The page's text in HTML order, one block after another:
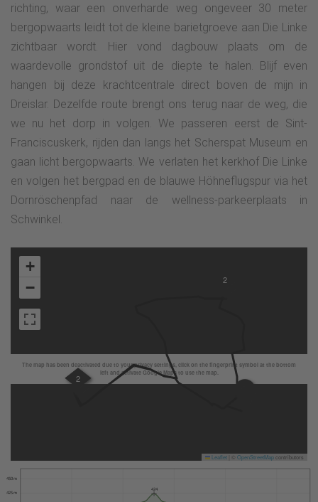
richting, waar een onverharde weg ongeveer 30 meter
bergopwaarts leidt tot de kleine barietgroeve aan Die Linke
zichtbaar wordt. Hier vond dagbouw plaats om de
waardevolle grondstof uit de diepte te halen. Blijf even
hangen bij deze krachtcentrale direct boven de mijn in
Dreislar. Dezelfde route brengt ons terug naar de weg, die
we nu het dorp in volgen. We passeren eerst de Sint-
Franciscuskerk, rijden dan langs het Scherspat Museum en
gaan licht bergopwaarts. We verlaten het kerkhof Die Linke
en volgen het bergpad en de blauwe Höhneflugspur via het
Dornröschenpfad naar de wellness-parkeerplaats in
Schwinkel.
The map has been deactivated due to your privacy settings, click on the fingerprint symbol at the bottom
left and activate Google Maps to use the map.
2
2
+
−
Leaflet OpenStreetMapcontributors
425 m
450 m
424